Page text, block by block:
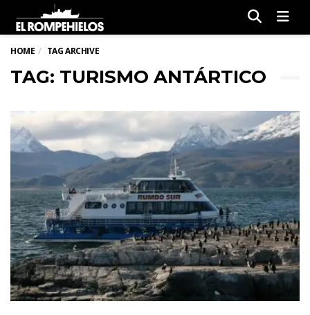
HOME TAG ARCHIVE
TAG: TURISMO ANTÁRTICO